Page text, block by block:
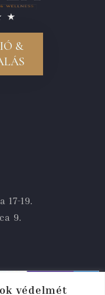
védelmét
&
17-19.
9.